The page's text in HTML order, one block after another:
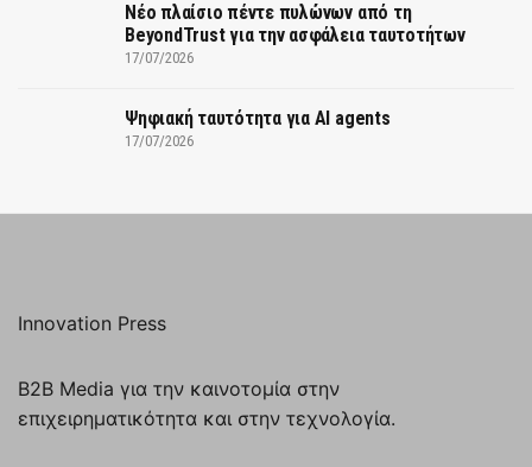
Νέο πλαίσιο πέντε πυλώνων από τη
BeyondTrust για την ασφάλεια ταυτοτήτων
17/07/2026
Ψηφιακή ταυτότητα για AI agents
17/07/2026
Innovation Press
B2B Media για την καινοτομία στην
επιχειρηματικότητα και στην τεχνολογία.